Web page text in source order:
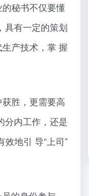
秘书不仅要懂
具有一定的策划
产技术，掌 握
胜，更需要高
分内工作，还是
地引 导“上司”